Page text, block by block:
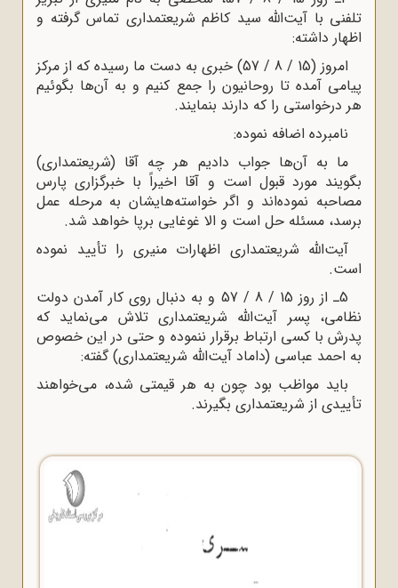
تلفنى با آیت‌الله سید کاظم شریعتمدارى تماس گرفته و
اظهار داشته:
امروز (15 / 8 / 57) خبرى به دست ما رسیده که از مرکز
پیامى آمده تا روحانیون را جمع کنیم و به آن‌ها بگوئیم
هر درخواستى را که دارند بنمایند.
نامبرده اضافه نموده:
ما به آن‌ها جواب دادیم هر چه آقا (شریعتمدارى)
بگویند مورد قبول است و آقا اخیراً با خبرگزارى پارس
مصاحبه نموده‌اند و اگر خواسته‌هایشان به مرحله عمل
برسد، مسئله حل است و الا غوغایى برپا خواهد شد.
آیت‌الله شریعتمدارى اظهارات منیرى را تأیید نموده
است.
5ـ از روز 15 / 8 / 57 و به دنبال روى کار آمدن دولت
نظامى، پسر آیت‌الله شریعتمدارى تلاش می‌نماید که
پدرش با کسى ارتباط برقرار ننموده و حتى در این خصوص
به احمد عباسى (داماد آیت‌الله شریعتمدارى) گفته:
باید مواظب بود چون به هر قیمتى شده، می‌خواهند
تأییدى از شریعتمدارى بگیرند.